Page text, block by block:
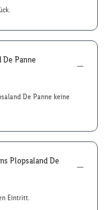
Panne
De Panne keine
Plopsaland De
Eintritt.